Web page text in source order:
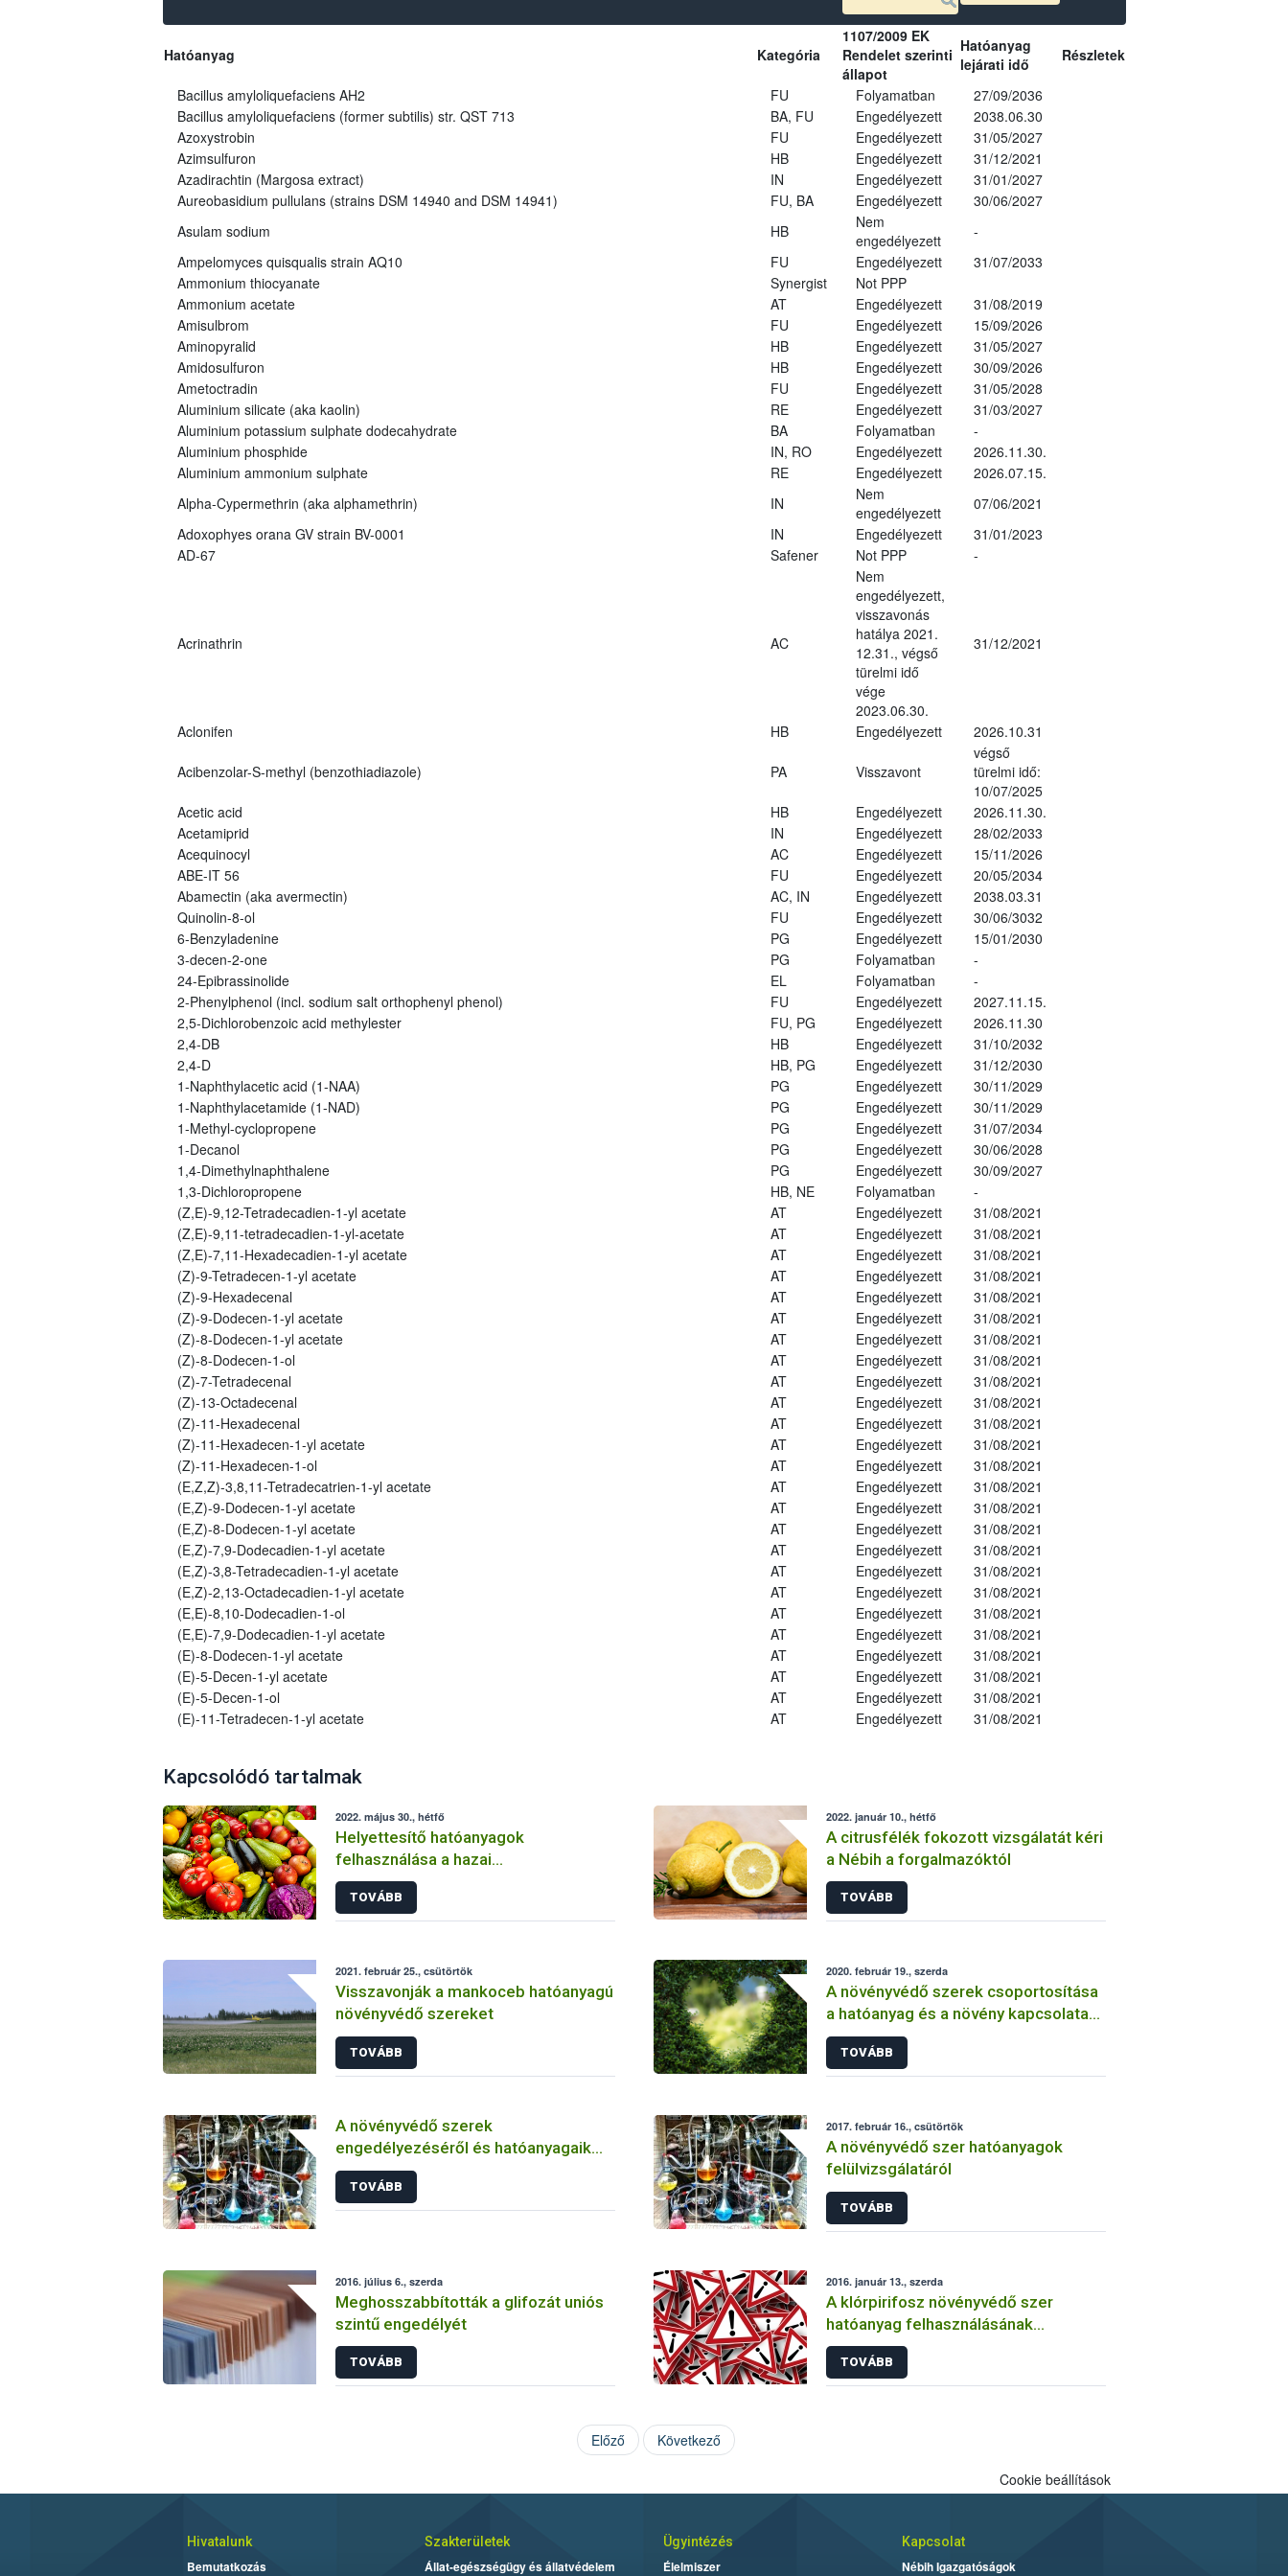
Hatóanyag Kategória
1107/2009 EK
Rendelet szerinti
állapot
Hatóanyag
lejárati idő
Részletek
Bacillus amyloliquefaciens AH2 FU Folyamatban
27/09/2036
Bacillus amyloliquefaciens (former subtilis) str. QST 713
BA, FU Engedélyezett
2038.06.30
Azoxystrobin
FU Engedélyezett
31/05/2027
Azimsulfuron
HB Engedélyezett
31/12/2021
Azadirachtin (Margosa extract)
IN Engedélyezett
31/01/2027
Aureobasidium pullulans (strains DSM 14940 and DSM 14941)
FU, BA Engedélyezett
30/06/2027
Asulam sodium
HB
Nem
engedélyezett
-
Ampelomyces quisqualis strain AQ10
FU Engedélyezett
31/07/2033
Ammonium thiocyanate
Synergist
Not PPP
Ammonium acetate
AT Engedélyezett
31/08/2019
Amisulbrom
FU Engedélyezett
15/09/2026
Aminopyralid
HB Engedélyezett
31/05/2027
Amidosulfuron
HB Engedélyezett
30/09/2026
Ametoctradin
FU Engedélyezett
31/05/2028
Aluminium silicate (aka kaolin)
RE Engedélyezett
31/03/2027
Aluminium potassium sulphate dodecahydrate
BA Folyamatban
-
Aluminium phosphide
IN, RO Engedélyezett
2026.11.30.
Aluminium ammonium sulphate
RE Engedélyezett
2026.07.15.
Alpha-Cypermethrin (aka alphamethrin)
IN
Nem
engedélyezett
07/06/2021
Adoxophyes orana GV strain BV-0001
IN Engedélyezett
31/01/2023
AD-67
Safener Not PPP -
Acrinathrin AC
Nem
engedélyezett,
visszavonás
hatálya 2021.
12.31., végső
türelmi idő
vége
2023.06.30.
31/12/2021
Aclonifen HB Engedélyezett 2026.10.31
Acibenzolar-S-methyl (benzothiadiazole) PA Visszavont
végső
türelmi idő:
10/07/2025
Acetic acid
HB Engedélyezett
2026.11.30.
Acetamiprid
IN Engedélyezett
28/02/2033
Acequinocyl
AC Engedélyezett
15/11/2026
ABE-IT 56
FU Engedélyezett
20/05/2034
Abamectin (aka avermectin)
AC, IN Engedélyezett
2038.03.31
Quinolin-8-ol
FU Engedélyezett
30/06/3032
6-Benzyladenine
PG Engedélyezett
15/01/2030
3-decen-2-one
PG Folyamatban
-
24-Epibrassinolide
EL Folyamatban
-
2-Phenylphenol (incl. sodium salt orthophenyl phenol)
FU Engedélyezett
2027.11.15.
2,5-Dichlorobenzoic acid methylester
FU, PG Engedélyezett
2026.11.30
2,4-DB
HB Engedélyezett
31/10/2032
2,4-D
HB, PG Engedélyezett
31/12/2030
1-Naphthylacetic acid (1-NAA)
PG Engedélyezett
30/11/2029
1-Naphthylacetamide (1-NAD)
PG Engedélyezett
30/11/2029
1-Methyl-cyclopropene
PG Engedélyezett
31/07/2034
1-Decanol
PG Engedélyezett
30/06/2028
1,4-Dimethylnaphthalene
PG Engedélyezett
30/09/2027
1,3-Dichloropropene
HB, NE Folyamatban
-
(Z,E)-9,12-Tetradecadien-1-yl acetate
AT Engedélyezett
31/08/2021
(Z,E)-9,11-tetradecadien-1-yl-acetate
AT Engedélyezett
31/08/2021
(Z,E)-7,11-Hexadecadien-1-yl acetate
AT Engedélyezett
31/08/2021
(Z)-9-Tetradecen-1-yl acetate
AT Engedélyezett
31/08/2021
(Z)-9-Hexadecenal
AT Engedélyezett
31/08/2021
(Z)-9-Dodecen-1-yl acetate
AT Engedélyezett
31/08/2021
(Z)-8-Dodecen-1-yl acetate
AT Engedélyezett
31/08/2021
(Z)-8-Dodecen-1-ol
AT Engedélyezett
31/08/2021
(Z)-7-Tetradecenal
AT Engedélyezett
31/08/2021
(Z)-13-Octadecenal
AT Engedélyezett
31/08/2021
(Z)-11-Hexadecenal
AT Engedélyezett
31/08/2021
(Z)-11-Hexadecen-1-yl acetate
AT Engedélyezett
31/08/2021
(Z)-11-Hexadecen-1-ol
AT Engedélyezett
31/08/2021
(E,Z,Z)-3,8,11-Tetradecatrien-1-yl acetate
AT Engedélyezett
31/08/2021
(E,Z)-9-Dodecen-1-yl acetate
AT Engedélyezett
31/08/2021
(E,Z)-8-Dodecen-1-yl acetate
AT Engedélyezett
31/08/2021
(E,Z)-7,9-Dodecadien-1-yl acetate
AT Engedélyezett
31/08/2021
(E,Z)-3,8-Tetradecadien-1-yl acetate
AT Engedélyezett
31/08/2021
(E,Z)-2,13-Octadecadien-1-yl acetate
AT Engedélyezett
31/08/2021
(E,E)-8,10-Dodecadien-1-ol
AT Engedélyezett
31/08/2021
(E,E)-7,9-Dodecadien-1-yl acetate
AT Engedélyezett
31/08/2021
(E)-8-Dodecen-1-yl acetate
AT Engedélyezett
31/08/2021
(E)-5-Decen-1-yl acetate
AT Engedélyezett
31/08/2021
(E)-5-Decen-1-ol
AT Engedélyezett
31/08/2021
(E)-11-Tetradecen-1-yl acetate
AT Engedélyezett 31/08/2021
Kapcsolódó tartalmak
2022. május 30., hétfő
Helyettesítő hatóanyagok
felhasználása a hazai
növényvédelemben
TOVÁBB
2022. január 10., hétfő
A citrusfélék fokozott vizsgálatát kéri
a Nébih a forgalmazóktól
TOVÁBB
2021. február 25., csütörtök
Visszavonják a mankoceb hatóanyagú
növényvédő szereket
TOVÁBB
2020. február 19., szerda
A növényvédő szerek csoportosítása
a hatóanyag és a növény kapcsolata
szerint
TOVÁBB
A növényvédő szerek
engedélyezéséről és hatóanyagaik
vizsgálatáról
TOVÁBB
2017. február 16., csütörtök
A növényvédő szer hatóanyagok
felülvizsgálatáról
TOVÁBB
2016. július 6., szerda
Meghosszabbították a glifozát uniós
szintű engedélyét
TOVÁBB
2016. január 13., szerda
A klórpirifosz növényvédő szer
hatóanyag felhasználásának
korlátozása
TOVÁBB
Előző Következő
Cookie beállítások
Hivatalunk
Bemutatkozás
Szakterületek
Állat-egészségügy és állatvédelem
Ügyintézés
Élelmiszer
Kapcsolat
Nébih Igazgatóságok